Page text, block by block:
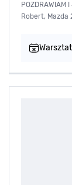
POZDRAWIAM
Robert, Mazda